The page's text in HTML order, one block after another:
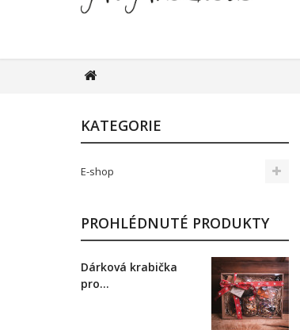
KATEGORIE
E-shop
PROHLÉDNUTÉ PRODUKTY
Dárková krabička
pro...